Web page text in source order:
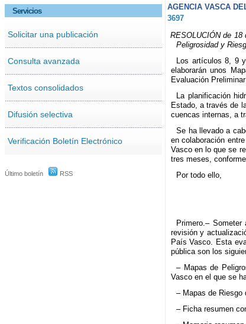
Servicios
Solicitar una publicación
Consulta avanzada
Textos consolidados
Difusión selectiva
Verificación Boletín Electrónico
Último boletín RSS
AGENCIA VASCA
3697
RESOLUCIÓN de
Peligrosidad y
Los artículos 8, 9
elaborarán unos
Evaluación
La planificación
Estado, a través de
cuencas internas, a
Se ha llevado a
en colaboración
Vasco en lo que se
tres meses,
Por todo ello,
Primero.–
revisión y
País Vasco. Esta
pública son los
– Mapas de
Vasco en el que se
– Mapas de
– Ficha resumen